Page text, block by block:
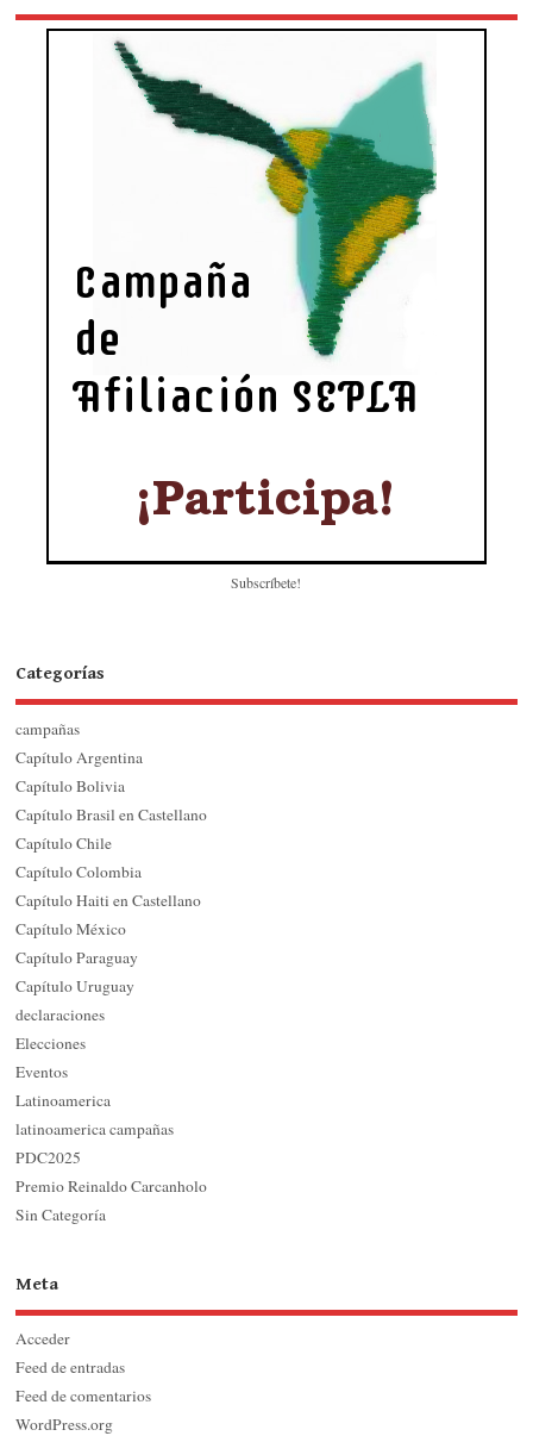
Subscríbete!
Categorías
campañas
Capítulo Argentina
Capítulo Bolivia
Capítulo Brasil en Castellano
Capítulo Chile
Capítulo Colombia
Capítulo Haiti en Castellano
Capítulo México
Capítulo Paraguay
Capítulo Uruguay
declaraciones
Elecciones
Eventos
Latinoamerica
latinoamerica campañas
PDC2025
Premio Reinaldo Carcanholo
Sin Categoría
Meta
Acceder
Feed de entradas
Feed de comentarios
WordPress.org